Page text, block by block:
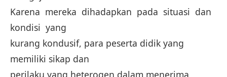
Karena mereka dihadapkan pada situasi dan
kondisi yang
kurang kondusif, para peserta didik yang
memiliki sikap dan
perilaku yang heterogen dalam menerima